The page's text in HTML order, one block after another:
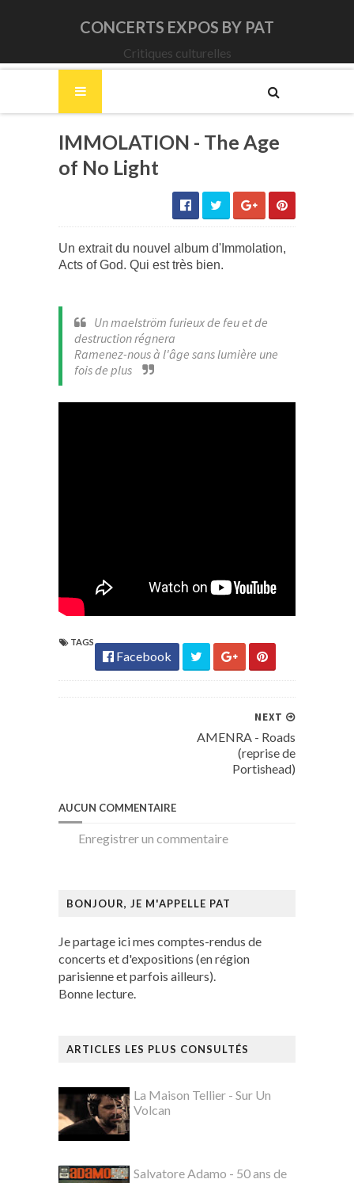
CONCERTS EXPOS BY PAT
Critiques culturelles
IMMOLATION - The Age
of No Light
Un extrait du nouvel album d'Immolation,
Acts of God. Qui est très bien.
Un maelström furieux de feu et de
destruction régnera
Ramenez-nous à l'âge sans lumière une
fois de plus
TAGS
Facebook
NEXT
AMENRA - Roads
(reprise de
Portishead)
AUCUN COMMENTAIRE
Enregistrer un commentaire
BONJOUR, JE M'APPELLE PAT
Je partage ici mes comptes-rendus de
concerts et d'expositions (en région
parisienne et parfois ailleurs).
Bonne lecture.
ARTICLES LES PLUS CONSULTÉS
La Maison Tellier - Sur Un
Volcan
Salvatore Adamo - 50 ans de